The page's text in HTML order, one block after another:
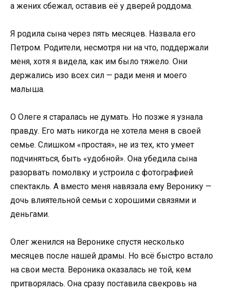
а жених сбежал, оставив её у дверей роддома.
Я родила сына через пять месяцев. Назвала его
Петром. Родители, несмотря ни на что, поддержали
меня, хотя я видела, как им было тяжело. Они
держались изо всех сил — ради меня и моего
малыша.
О Олеге я старалась не думать. Но позже я узнала
правду. Его мать никогда не хотела меня в своей
семье. Слишком «простая», не из тех, кто умеет
подчиняться, быть «удобной». Она убедила сына
разорвать помолвку и устроила с фотографией
спектакль. А вместо меня навязала ему Веронику —
дочь влиятельной семьи с хорошими связями и
деньгами.
Олег женился на Веронике спустя несколько
месяцев после нашей драмы. Но всё быстро встало
на свои места. Вероника оказалась не той, кем
притворялась. Она сразу поставила свекровь на